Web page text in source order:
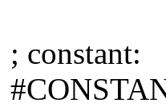
; constant: